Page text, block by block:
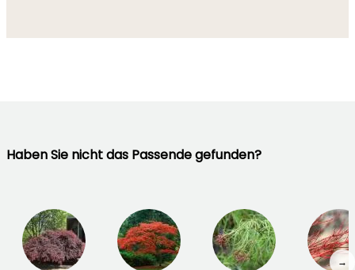
Haben Sie nicht das Passende gefunden?
→